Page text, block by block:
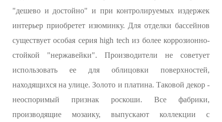
"дешево и достойно" и при контролируемых издержек
интерьер приобретет изюминку. Для отделки бассейнов
существует особая серия high tech из более коррозионно-
стойкой "нержавейки". Производители не советует
использовать ее для облицовки поверхностей,
находящихся на улице. Золото и платина. Таковой декор -
неоспоримый признак роскоши. Все фабрики,
производящие мозаику, выпускают коллекции с